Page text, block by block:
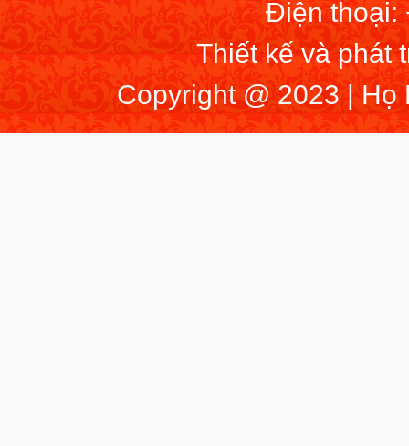
Điện thoại:
Thiết kế và phát
Copyright @ 2023 | Họ